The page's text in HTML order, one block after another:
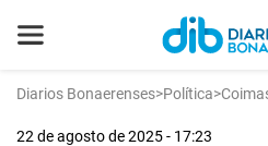
Diarios Bonaerenses>Política>
22 de agosto de 2025 - 17:23